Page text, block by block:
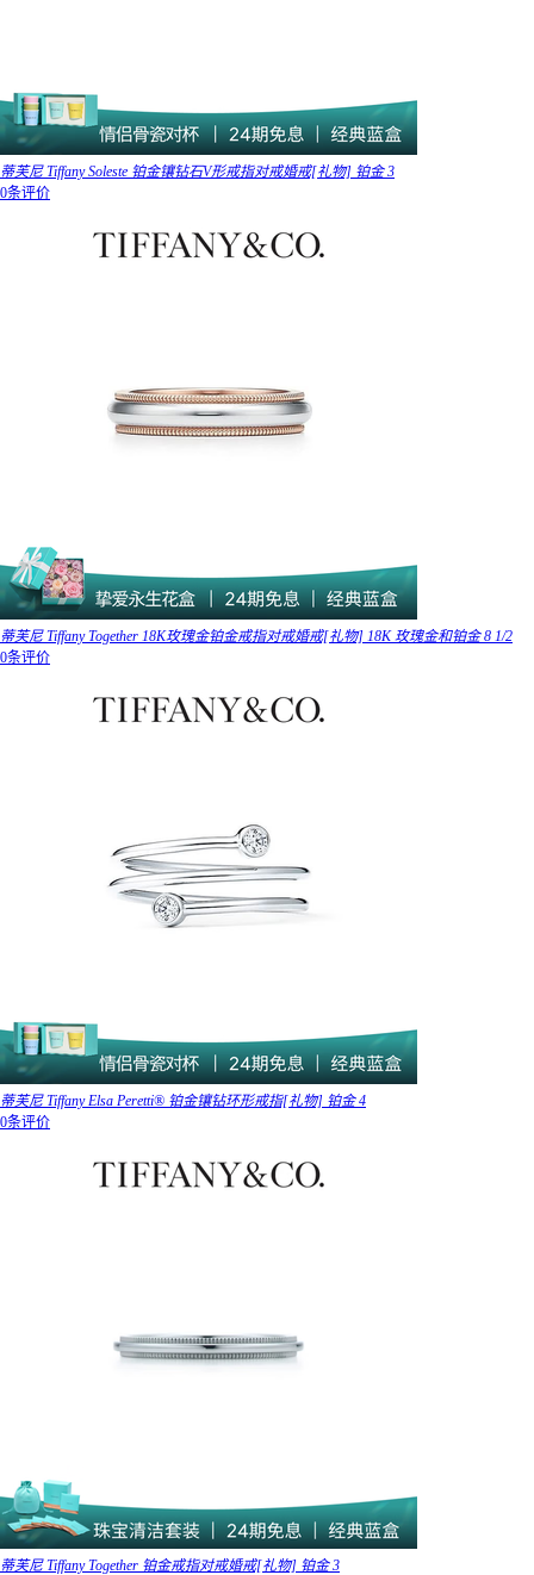
蒂芙尼 Tiffany Soleste 铂金镶钻石V形戒指对戒婚戒[礼物] 铂金 3
0条评价
蒂芙尼 Tiffany Together 18K玫瑰金铂金戒指对戒婚戒[礼物] 18K 玫瑰金和铂金 8 1/2
0条评价
蒂芙尼 Tiffany Elsa Peretti® 铂金镶钻环形戒指[礼物] 铂金 4
0条评价
蒂芙尼 Tiffany Together 铂金戒指对戒婚戒[礼物] 铂金 3